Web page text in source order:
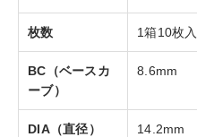
枚数 1箱10枚
BC（ベースカ
ーブ）
8.6mm
DIA（直径）
14.2mm